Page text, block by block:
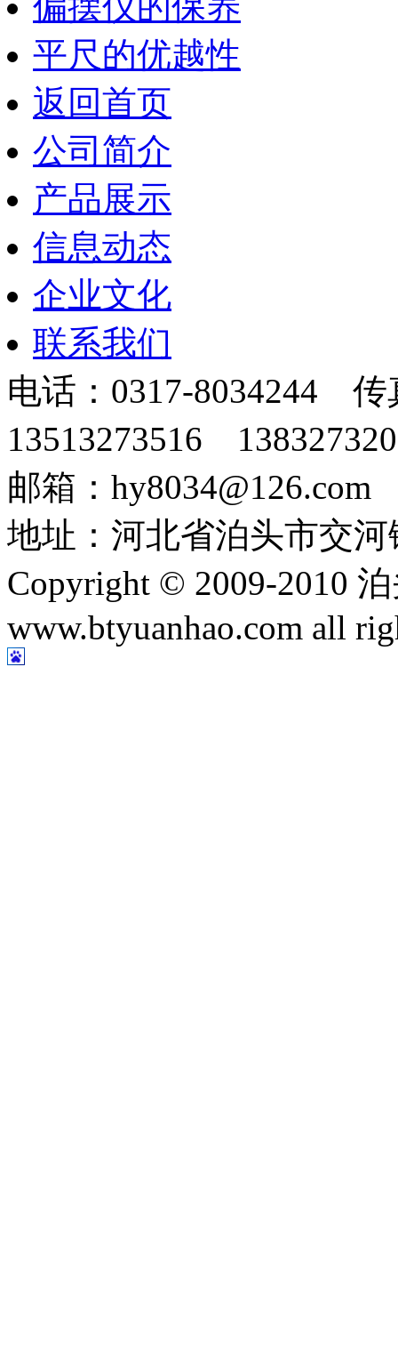
平尺的优越性
返回首页
公司简介
产品展示
信息动态
企业文化
联系我们
电话：0317-8034244
13513273516
邮箱：
地址：河北省泊头市交
Copyright © 2009-2010
www.btyuanhao.com all